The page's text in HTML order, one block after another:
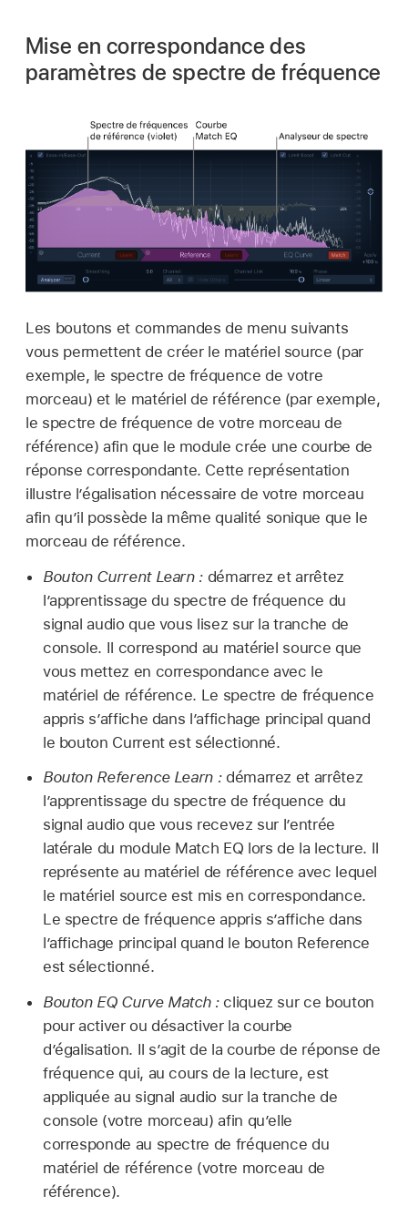
Mise en correspondance des
paramètres de spectre de fréquence
Les boutons et commandes de menu suivants
vous permettent de créer le matériel source (par
exemple, le spectre de fréquence de votre
morceau) et le matériel de référence (par exemple,
le spectre de fréquence de votre morceau de
référence) afin que le module crée une courbe de
réponse correspondante. Cette représentation
illustre l’égalisation nécessaire de votre morceau
afin qu’il possède la même qualité sonique que le
morceau de référence.
Bouton Current Learn : démarrez et arrêtez
l’apprentissage du spectre de fréquence du
signal audio que vous lisez sur la tranche de
console. Il correspond au matériel source que
vous mettez en correspondance avec le
matériel de référence. Le spectre de fréquence
appris s’affiche dans l’affichage principal quand
le bouton Current est sélectionné.
Bouton Reference Learn :démarrez et arrêtez
l’apprentissage du spectre de fréquence du
signal audio que vous recevez sur l’entrée
latérale du module Match EQ lors de la lecture. Il
représente au matériel de référence avec lequel
le matériel source est mis en correspondance.
Le spectre de fréquence appris s’affiche dans
l’affichage principal quand le bouton Reference
est sélectionné.
Bouton EQ Curve Match :cliquez sur ce bouton
pour activer ou désactiver la courbe
d’égalisation. Il s’agit de la courbe de réponse de
fréquence qui, au cours de la lecture, est
appliquée au signal audio sur la tranche de
console (votre morceau) afin qu’elle
corresponde au spectre de fréquence du
matériel de référence (votre morceau de
référence).